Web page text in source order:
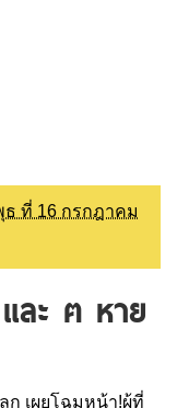
ธ ที่ 16 กรกฎาคม
ละ ฅ หาย
ก เผยโฉมหน้า!ผู้ที่